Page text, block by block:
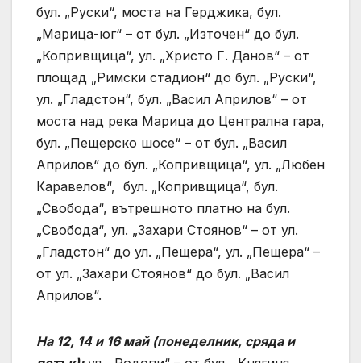
бул. „Руски“, моста на Герджика, бул.
„Марица-юг“ – от бул. „Източен“ до бул.
„Копривщица“, ул. „Христо Г. Данов“ – от
площад „Римски стадион“ до бул. „Руски“,
ул. „Гладстон“, бул. „Васил Априлов“ – от
моста над река Марица до Централна гара,
бул. „Пещерско шосе“ – от бул. „Васил
Априлов“ до бул. „Копривщица“, ул. „Любен
Каравелов“, бул. „Копривщица“, бул.
„Свобода“, вътрешното платно на бул.
„Свобода“, ул. „Захари Стоянов“ – от ул.
„Гладстон“ до ул. „Пещера“, ул. „Пещера“ –
от ул. „Захари Стоянов“ до бул. „Васил
Априлов“.
На 12, 14 и 16 май (понеделник, сряда и